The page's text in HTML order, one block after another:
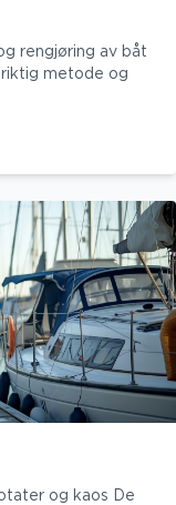
rengjøring av båt
metode og
og kaos De